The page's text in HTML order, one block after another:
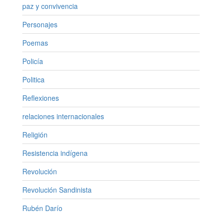
paz y convivencia
Personajes
Poemas
Policía
Politica
Reflexiones
relaciones internacionales
Religión
Resistencia indígena
Revolución
Revolución Sandinista
Rubén Darío